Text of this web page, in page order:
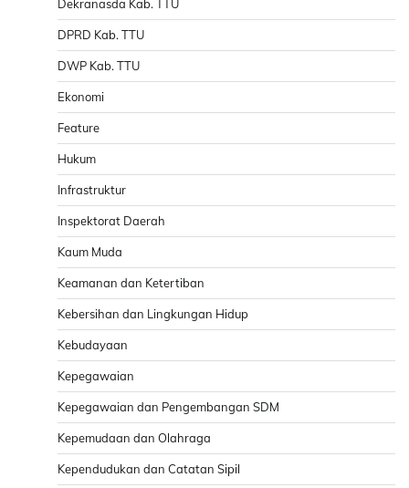
Dekranasda Kab. TTU
DPRD Kab. TTU
DWP Kab. TTU
Ekonomi
Feature
Hukum
Infrastruktur
Inspektorat Daerah
Kaum Muda
Keamanan dan Ketertiban
Kebersihan dan Lingkungan Hidup
Kebudayaan
Kepegawaian
Kepegawaian dan Pengembangan SDM
Kepemudaan dan Olahraga
Kependudukan dan Catatan Sipil